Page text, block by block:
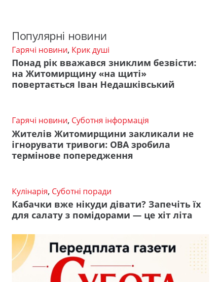
Популярні новини
Гарячі новини, Крик душі
Понад рік вважався зниклим безвісти:
на Житомирщину «на щиті»
повертається Іван Недашківський
Гарячі новини, Суботня інформація
Жителів Житомирщини закликали не
ігнорувати тривоги: ОВА зробила
термінове попередження
Кулінарія, Суботні поради
Кабачки вже нікуди дівати? Запечіть їх
для салату з помідорами — це хіт літа